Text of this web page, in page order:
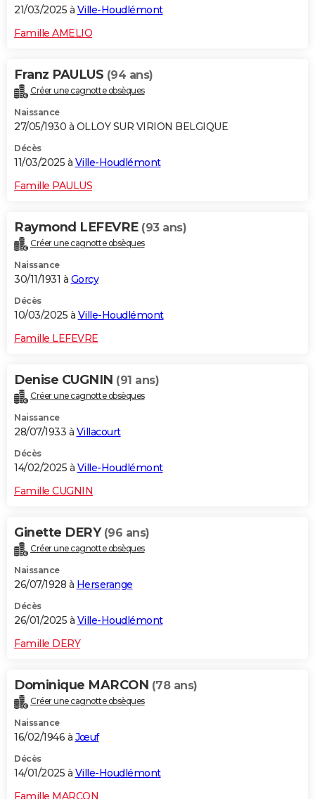
21/03/2025 à Ville-Houdlémont
Famille AMELIO
Franz PAULUS (94 ans)
Créer une cagnotte obsèques
Naissance
27/05/1930 à OLLOY SUR VIRION BELGIQUE
Décès
11/03/2025 à Ville-Houdlémont
Famille PAULUS
Raymond LEFEVRE (93 ans)
Créer une cagnotte obsèques
Naissance
30/11/1931 à Gorcy
Décès
10/03/2025 à Ville-Houdlémont
Famille LEFEVRE
Denise CUGNIN (91 ans)
Créer une cagnotte obsèques
Naissance
28/07/1933 à Villacourt
Décès
14/02/2025 à Ville-Houdlémont
Famille CUGNIN
Ginette DERY (96 ans)
Créer une cagnotte obsèques
Naissance
26/07/1928 à Herserange
Décès
26/01/2025 à Ville-Houdlémont
Famille DERY
Dominique MARCON (78 ans)
Créer une cagnotte obsèques
Naissance
16/02/1946 à Jœuf
Décès
14/01/2025 à Ville-Houdlémont
Famille MARCON